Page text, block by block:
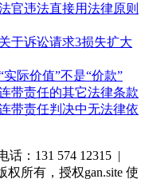
官违法直接用法律原则
于诉讼请求3损失扩大
际价值”不是“价款”
带责任的其它法律条款
带责任判决中无法律依
：131 574 12315 |
权所有，授权gan.site 使